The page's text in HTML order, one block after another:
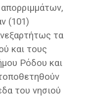
(101)
τα
και τους
Ρόδου και
του νησιού